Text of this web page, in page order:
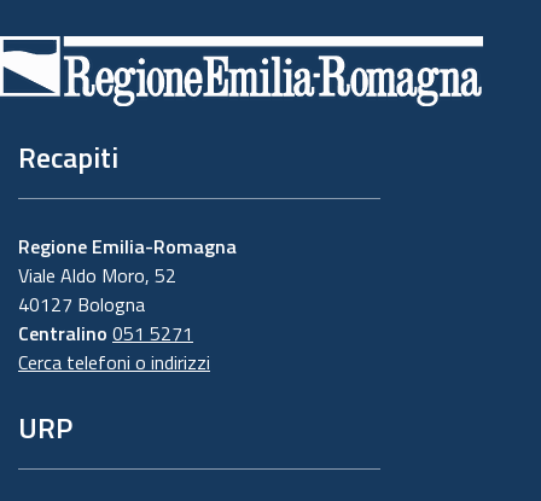
di
pagina
Recapiti
Regione Emilia-Romagna
Viale Aldo Moro, 52
40127 Bologna
Centralino 051 5271
Cerca telefoni o indirizzi
URP